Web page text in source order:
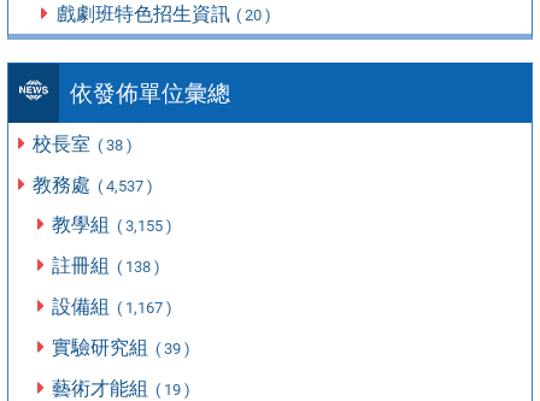
戲劇班特色招生資訊 ( 20 )
依發佈單位彙總
校長室 ( 38 )
教務處 ( 4,537 )
教學組 ( 3,155 )
註冊組 ( 138 )
設備組 ( 1,167 )
實驗研究組 ( 39 )
藝術才能組 ( 19 )